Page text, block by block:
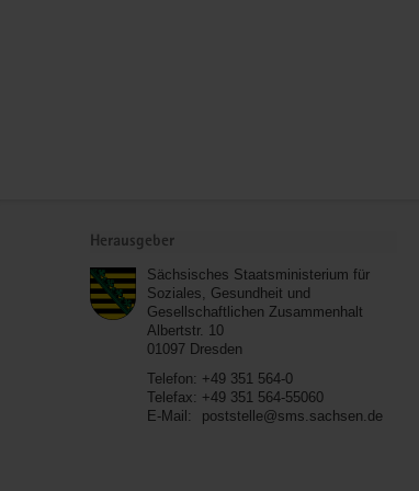
Herausgeber
Sächsisches Staatsministerium für
Soziales, Gesundheit und
Gesellschaftlichen Zusammenhalt
Albertstr. 10
01097 Dresden
Telefon: +49 351 564-0
Telefax: +49 351 564-55060
E-Mail:
poststelle@sms.sachsen.de